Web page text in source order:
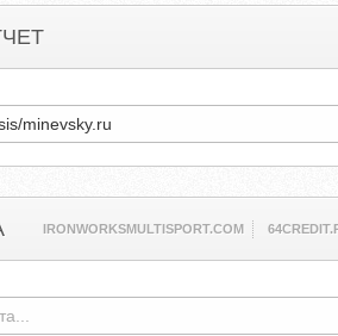
IRONWORKSMULTISPORT.COM